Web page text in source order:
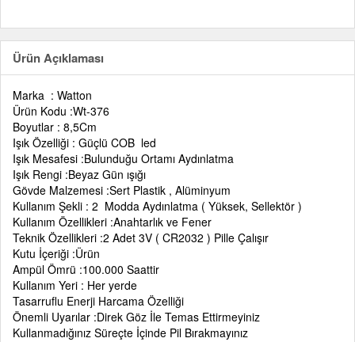
Ürün Açıklaması
Marka : Watton
Ürün Kodu :Wt-376
Boyutlar : 8,5Cm
Işık Özelliği : Güçlü COB led
Işık Mesafesi :Bulunduğu Ortamı Aydınlatma
Işık Rengi :Beyaz Gün ışığı
Gövde Malzemesi :Sert Plastik , Alüminyum
Kullanım Şekli : 2 Modda Aydınlatma ( Yüksek, Sellektör )
Kullanım Özellikleri :Anahtarlık ve Fener
Teknik Özellikleri :2 Adet 3V ( CR2032 ) Pille Çalışır
Kutu İçeriği :Ürün
Ampül Ömrü :100.000 Saattir
Kullanım Yeri : Her yerde
Tasarruflu Enerji Harcama Özelliği
Önemli Uyarılar :Direk Göz İle Temas Ettirmeyiniz
Kullanmadığınız Süreçte İçinde Pil Bırakmayınız